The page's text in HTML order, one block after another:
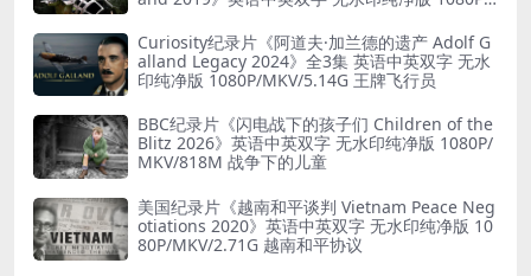
Curiosity纪录片《阿道夫·加兰德的遗产 Adolf G
alland Legacy 2024》全3集 英语中英双字 无水
印纯净版 1080P/MKV/5.14G 王牌飞行员
BBC纪录片《闪电战下的孩子们 Children of the
Blitz 2026》英语中英双字 无水印纯净版 1080P/
MKV/818M 战争下的儿童
美国纪录片《越南和平谈判 Vietnam Peace Neg
otiations 2020》英语中英双字 无水印纯净版 10
80P/MKV/2.71G 越南和平协议